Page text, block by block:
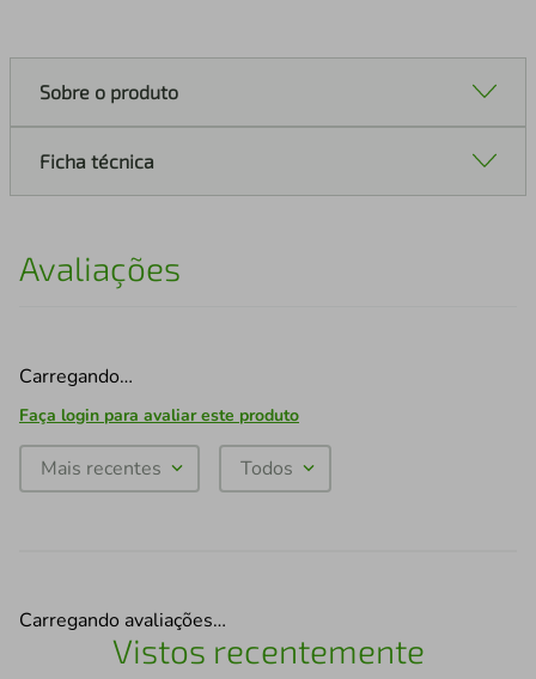
Sobre o produto
Ficha técnica
Avaliações
Carregando…
Faça login para avaliar este produto
Mais recentes Todos
Carregando avaliações…
Vistos recentemente